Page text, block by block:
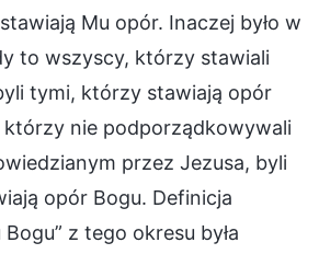
Mu opór. Inaczej było w
to wszyscy, którzy stawiali
tymi, którzy stawiają opór
którzy nie podporządkowywali
przez Jezusa, byli
opór Bogu. Definicja
z tego okresu była